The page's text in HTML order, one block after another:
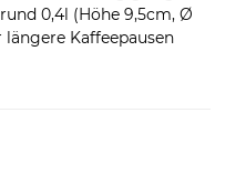
0,4l (Höhe 9,5cm, Ø
Kaffeepausen